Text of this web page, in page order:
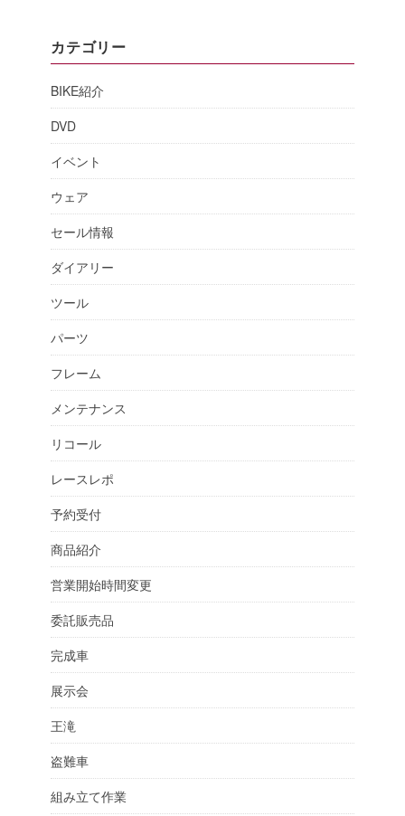
カテゴリー
BIKE紹介
DVD
イベント
ウェア
セール情報
ダイアリー
ツール
パーツ
フレーム
メンテナンス
リコール
レースレポ
予約受付
商品紹介
営業開始時間変更
委託販売品
完成車
展示会
王滝
盗難車
組み立て作業